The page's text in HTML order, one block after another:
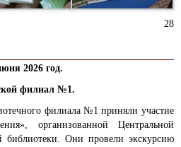
28
2026 год.
филиал №1.
филиала №1 приняли участие
организованной Центральной
библиотеки. Они провели экскурсию